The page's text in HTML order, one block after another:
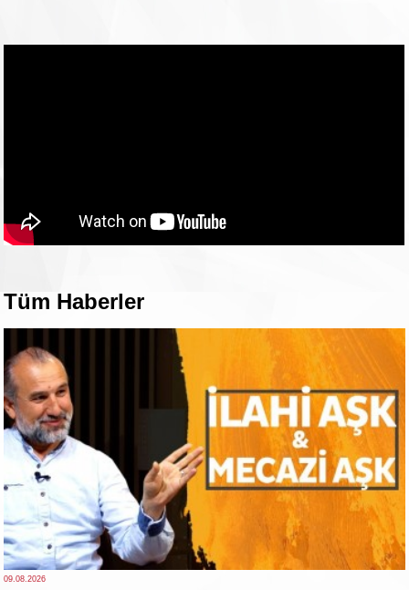
Tüm Haberler
09.08.2026